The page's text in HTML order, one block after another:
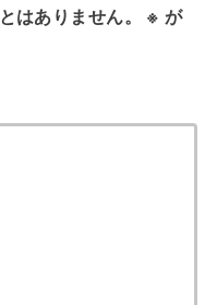
はありません。 ※ が